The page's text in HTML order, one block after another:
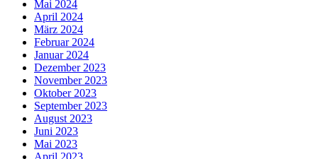
Mai 2024
April 2024
März 2024
Februar 2024
Januar 2024
Dezember 2023
November 2023
Oktober 2023
September 2023
August 2023
Juni 2023
Mai 2023
April 2023